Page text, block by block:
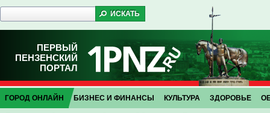
ПЕРВЫЙ
ПЕНЗЕНСКИЙ
ПОРТАЛ
ГОРОД ОНЛАЙН БИЗНЕС И ФИНАНСЫ КУЛЬТУРА ЗДОРОВЬЕ